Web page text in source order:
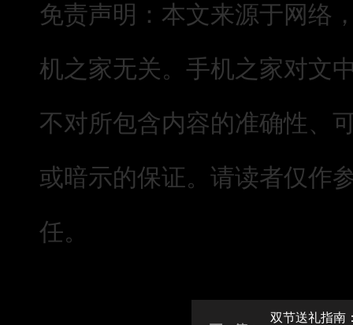
免责声明：本文来源于网络
机之家无关。手机之家对文
不对所包含内容的准确性、
或暗示的保证。请读者仅作
任。
双节送礼指南